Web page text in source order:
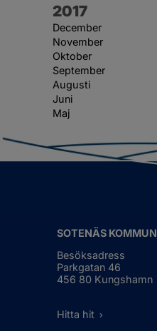
År:
2017
December
November
Oktober
September
Augusti
Juni
Maj
SOTENÄS KOMMUN
Besöksadress
Parkgatan 46
456 80 Kungshamn
Hitta hit